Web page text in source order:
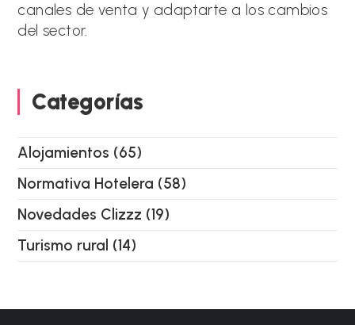
canales de venta y adaptarte a los cambios
del sector.
Categorías
Alojamientos (65)
Normativa Hotelera (58)
Novedades Clizzz (19)
Turismo rural (14)